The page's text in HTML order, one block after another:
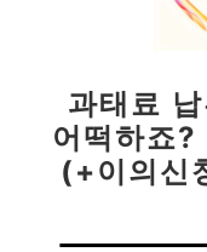
과태료
어떡하죠?
(+이의신